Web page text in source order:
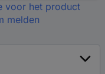
voor het product
melden